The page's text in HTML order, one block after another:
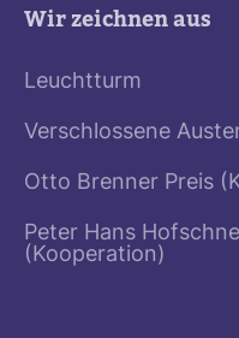
Wir zeichnen aus
Leuchtturm
Verschlossene
Otto Brenner Preis
Peter Hans
(Kooperation)